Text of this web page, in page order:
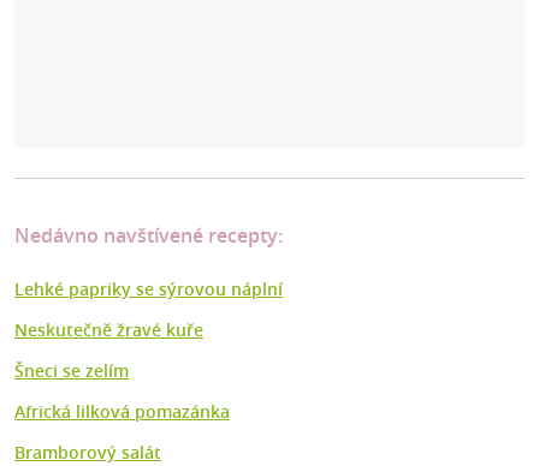
Nedávno navštívené recepty:
Lehké papriky se sýrovou náplní
Neskutečně žravé kuře
Šneci se zelím
Africká lilková pomazánka
Bramborový salát